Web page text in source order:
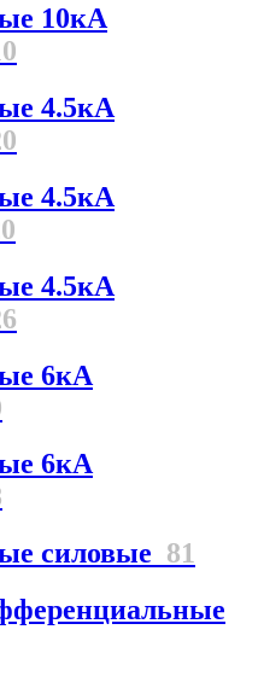
10кА
4.5кА
4.5кА
4.5кА
6кА
6кА
силовые 81